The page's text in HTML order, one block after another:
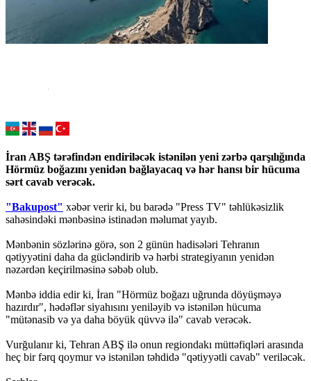
İran ABŞ tərəfindən endiriləcək istənilən yeni zərbə qarşılığında
Hörmüz boğazını yenidən bağlayacaq və hər hansı bir hücuma
sərt cavab verəcək.
"Bakupost" xəbər verir ki, bu barədə "Press TV" təhlükəsizlik
sahəsindəki mənbəsinə istinadən məlumat yayıb.
Mənbənin sözlərinə görə, son 2 günün hadisələri Tehranın
qətiyyətini daha da gücləndirib və hərbi strategiyanın yenidən
nəzərdən keçirilməsinə səbəb olub.
Mənbə iddia edir ki, İran "Hörmüz boğazı uğrunda döyüşməyə
hazırdır", hədəflər siyahısını yeniləyib və istənilən hücuma
"mütənasib və ya daha böyük qüvvə ilə" cavab verəcək.
Vurğulanır ki, Tehran ABŞ ilə onun regiondakı müttəfiqləri arasında
heç bir fərq qoymur və istənilən təhdidə "qətiyyətli cavab" veriləcək.